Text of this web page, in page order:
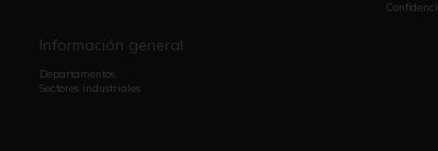
Información general
Departamentos
Sectores industriales